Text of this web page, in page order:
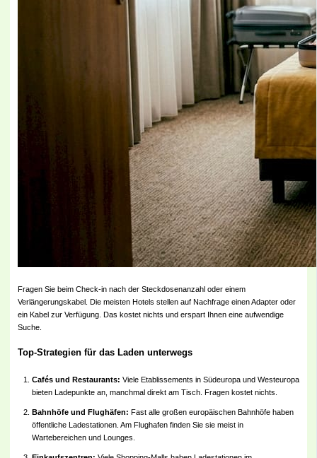
Fragen Sie beim Check-in nach der Steckdosenanzahl oder einem
Verlängerungskabel. Die meisten Hotels stellen auf Nachfrage einen Adapter oder
ein Kabel zur Verfügung. Das kostet nichts und erspart Ihnen eine aufwendige
Suche.
Top-Strategien für das Laden unterwegs
Cafés und Restaurants: Viele Etablissements in Südeuropa und Westeuropa
bieten Ladepunkte an, manchmal direkt am Tisch. Fragen kostet nichts.
Bahnhöfe und Flughäfen: Fast alle großen europäischen Bahnhöfe haben
öffentliche Ladestationen. Am Flughafen finden Sie sie meist in
Wartebereichen und Lounges.